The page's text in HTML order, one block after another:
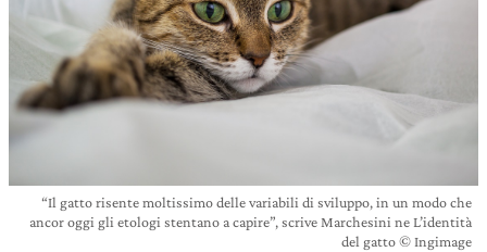
“Il gatto risente moltissimo delle variabili di sviluppo, in un modo che
ancor oggi gli etologi stentano a capire”, scrive Marchesini ne L’identità
del gatto © Ingimage